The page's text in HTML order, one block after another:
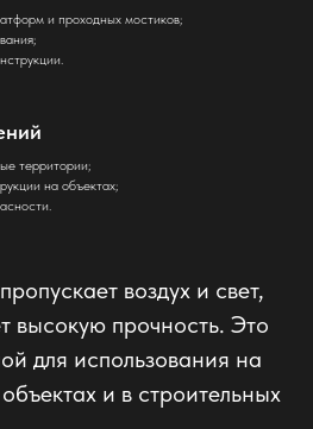
и проходных мостиков;
территории;
на объектах;
воздух и свет,
высокую прочность. Это
для использования на
и в строительных